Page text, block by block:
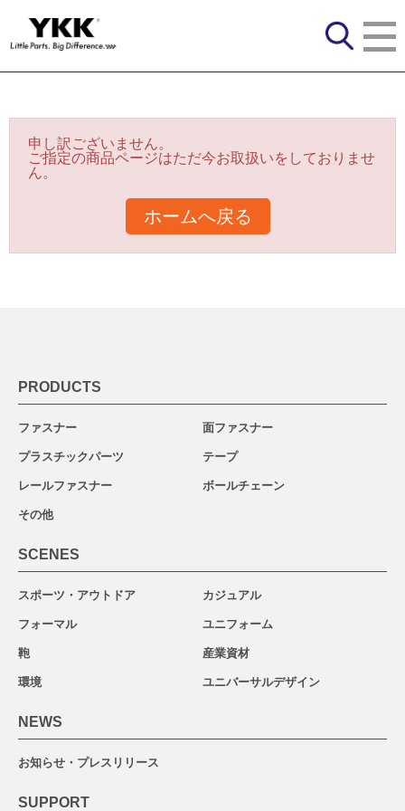
申し訳ございません。
ご指定の商品ページはただ今お取扱いをしておりませ
ん。
ホームへ戻る
PRODUCTS
ファスナー 面ファスナー
プラスチックパーツ テープ
レールファスナー ボールチェーン
その他
SCENES
スポーツ・アウトドア カジュアル
フォーマル ユニフォーム
鞄 産業資材
環境 ユニバーサルデザイン
NEWS
お知らせ・プレスリリース
SUPPORT